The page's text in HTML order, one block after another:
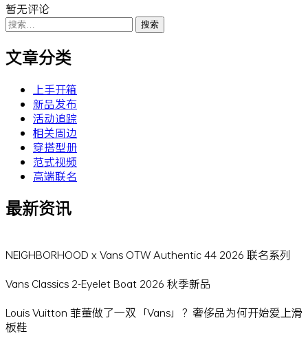
暂无评论
搜
索：
文章分类
上手开箱
新品发布
活动追踪
相关周边
穿搭型册
范式视频
高端联名
最新资讯
NEIGHBORHOOD x Vans OTW Authentic 44 2026 联名系列
Vans Classics 2-Eyelet Boat 2026 秋季新品
Louis Vuitton 菲董做了一双「Vans」？奢侈品为何开始爱上滑
板鞋